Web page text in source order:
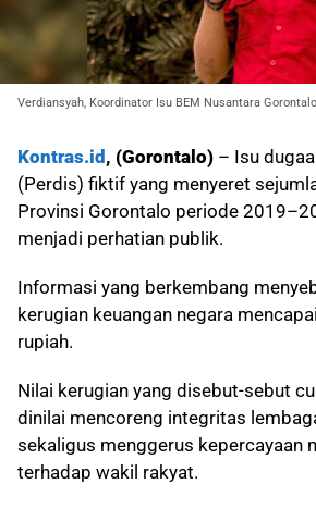
Verdiansyah, Koordinator Isu BEM Nusantara
Kontras.id , (Gorontalo) – Isu
(Perdis) fiktif yang menyeret
Provinsi Gorontalo periode
menjadi perhatian publik.
Informasi yang berkembang
kerugian keuangan negara
rupiah.
Nilai kerugian yang disebut-sebut
dinilai mencoreng integritas
sekaligus menggerus kepercayaan
terhadap wakil rakyat.